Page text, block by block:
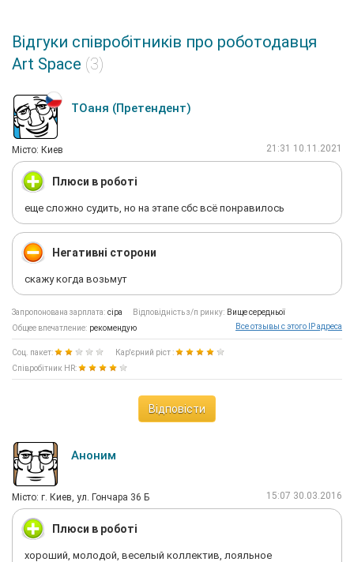
Відгуки співробітників про роботодавця
Art Space (3)
ТОаня (Претендент)
Мiсто: Киев 21:31 10.11.2021
Плюси в роботі
еще сложно судить, но на этапе сбс всё понравилось
Негативні сторони
скажу когда возьмут
Запропонована зарплата: сіра Відповідність з/п ринку: Вище середньої
Общее впечатление: рекомендую Все отзывы с этого IP адреса
Соц. пакет:
Кар'єрний ріст :
Співробітник HR:
Відповісти
Аноним
Мiсто: г. Киев, ул. Гончара 36 Б 15:07 30.03.2016
Плюси в роботі
хороший, молодой, веселый коллектив, лояльное